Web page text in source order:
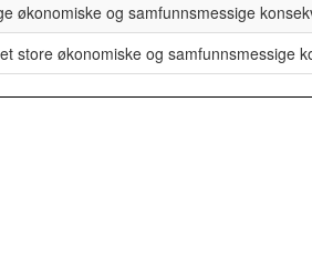
økonomiske og samfunnsmessige
store økonomiske og samfunnsmessige